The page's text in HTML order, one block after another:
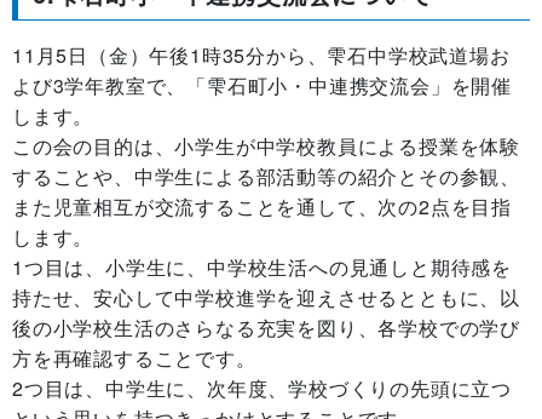
11月5日（金）午後1時35分から、雫石中学校武道場お
よび3学年教室で、「雫石町小・中連携交流会」を開催
します。
この会の目的は、小学生が中学校教員による授業を体験
することや、中学生による部活動等の紹介とその参観、
また児童相互が交流することを通して、次の2点を目指
します。
1つ目は、小学生に、中学校生活への見通しと期待感を
持たせ、安心して中学校進学を迎えさせるとともに、以
後の小学校生活のさらなる充実を図り、各学校での学び
方を再確認することです。
2つ目は、中学生に、次年度、学校づくりの先頭に立つ